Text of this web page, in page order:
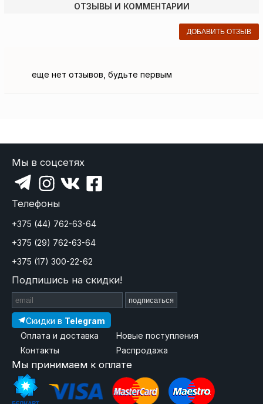
ОТЗЫВЫ И КОММЕНТАРИИ
ДОБАВИТЬ ОТЗЫВ
еще нет отзывов, будьте первым
Мы в соцсетях
Телефоны
+375 (44) 762-63-64
+375 (29) 762-63-64
+375 (17) 300-22-62
Подпишись на скидки!
подписаться
Скидки в Telegram
Оплата и доставка
Контакты
Новые поступления
Распродажа
Мы принимаем к оплате